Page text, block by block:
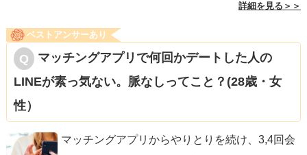
詳細を見る＞＞
ベストアンサーあり
マッチングアプリで何回かデートした人の
LINEが素っ気ない。脈なしってこと？(28歳・女
性）
マッチングアプリからやりとりを続け、3,4回会